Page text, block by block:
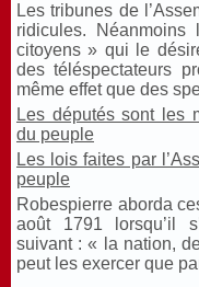
Les tribunes de
ridicules.
citoyens » qui le
des téléspectateurs
même effet que des
Les députés sont les
du peuple
Les lois faites par
peuple
Robespierre aborda
août 1791 lorsqu’il
suivant : « la nation,
peut les exercer que